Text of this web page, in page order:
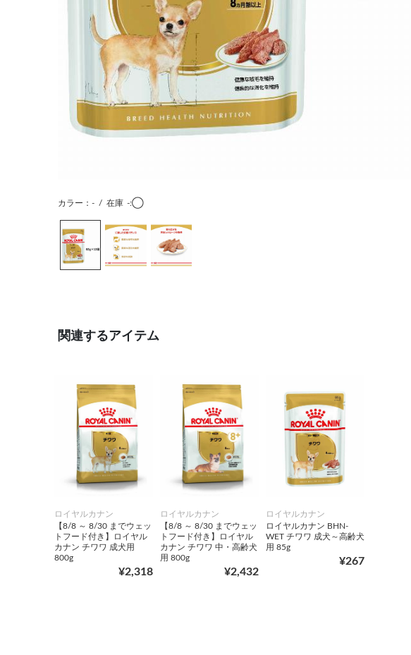
カラー：- / 在庫 -:◯
関連するアイテム
ロイヤルカナン
【8/8 ～ 8/30 までウェッ
トフード付き】ロイヤル
カナン チワワ 成犬用
800g
¥2,318
ロイヤルカナン
【8/8 ～ 8/30 までウェッ
トフード付き】ロイヤル
カナン チワワ 中・高齢犬
用 800g
¥2,432
ロイヤルカナン
ロイヤルカナン BHN-
WET チワワ 成犬～高齢犬
用 85g
¥267